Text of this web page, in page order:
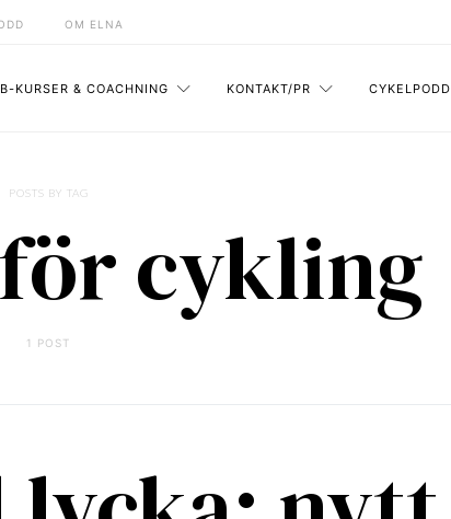
OM ELNA
KURSER & COACHNING KONTAKT/PR CYKELPODD
POSTS BY TAG
cykling
1 POST